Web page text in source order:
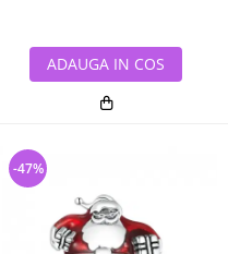
ADAUGA IN COS
-47%